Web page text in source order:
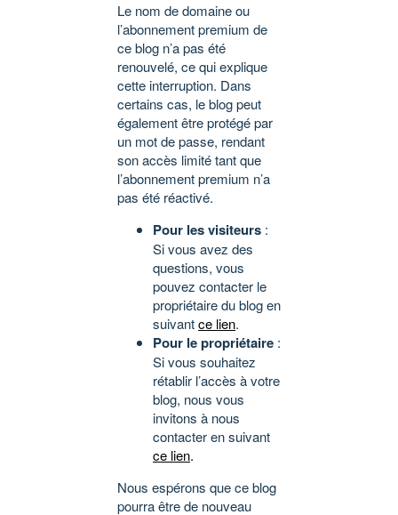
Le nom de domaine ou
l’abonnement premium de
ce blog n’a pas été
renouvelé, ce qui explique
cette interruption. Dans
certains cas, le blog peut
également être protégé par
un mot de passe, rendant
son accès limité tant que
l’abonnement premium n’a
pas été réactivé.
Pour les visiteurs :
Si vous avez des
questions, vous
pouvez contacter le
propriétaire du blog en
suivantce lien.
Pour le propriétaire :
Si vous souhaitez
rétablir l’accès à votre
blog, nous vous
invitons à nous
contacter en suivant
ce lien.
Nous espérons que ce blog
pourra être de nouveau